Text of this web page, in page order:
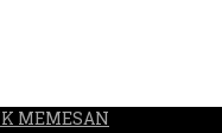
MEMESAN